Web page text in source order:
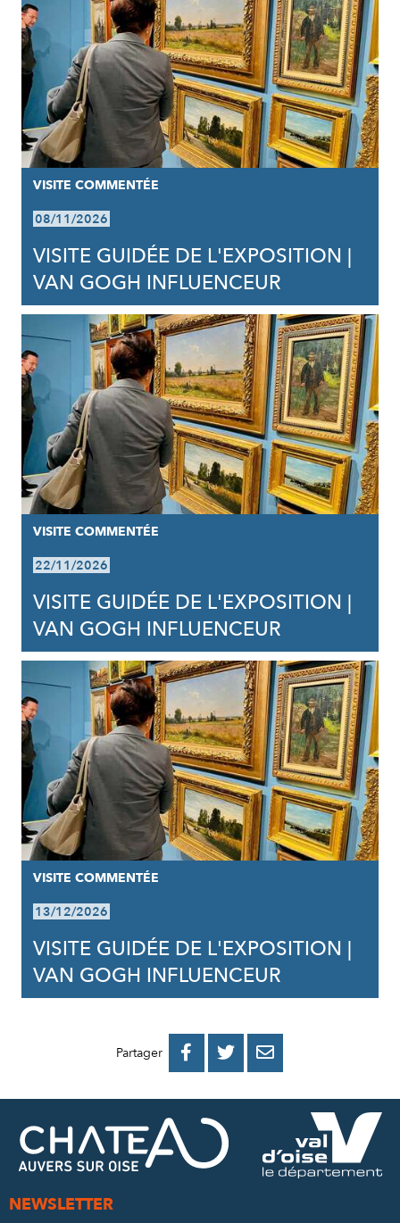
VISITE COMMENTÉE
08/11/2026
VISITE GUIDÉE DE L'EXPOSITION |
VAN GOGH INFLUENCEUR
VISITE COMMENTÉE
22/11/2026
VISITE GUIDÉE DE L'EXPOSITION |
VAN GOGH INFLUENCEUR
VISITE COMMENTÉE
13/12/2026
VISITE GUIDÉE DE L'EXPOSITION |
VAN GOGH INFLUENCEUR
Partager 
PARTAGER
FACEBOOK
PARTAGER
PARTAGER
MAIL
NEWSLETTER